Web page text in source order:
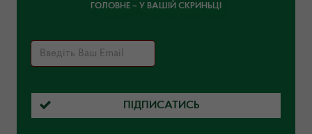
ГОЛОВНЕ – У ВАШІЙ СКРИНЬЦІ
ПІДПИСАТИСЬ